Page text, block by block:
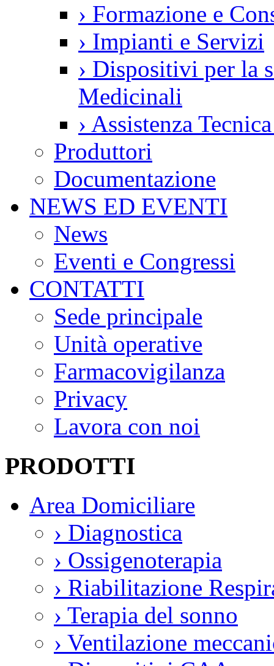
› Formazione e
› Impianti e Servizi
› Dispositivi per la
Medicinali
› Assistenza
Produttori
Documentazione
NEWS ED EVENTI
News
Eventi e Congressi
CONTATTI
Sede principale
Unità operative
Farmacovigilanza
Privacy
Lavora con noi
PRODOTTI
Area Domiciliare
› Diagnostica
› Ossigenoterapia
› Riabilitazione
› Terapia del sonno
› Ventilazione